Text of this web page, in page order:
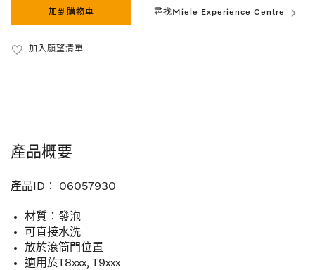
加到購物車 尋找Miele Experience Centre
加入願望清單
產品概要
產品ID︰ 06057930
材質：發泡
可直接水洗
放於滾筒門位置
適用於T8xxx, T9xxx